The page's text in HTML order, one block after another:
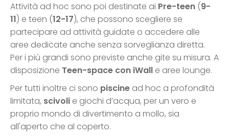
Attività ad hoc sono poi destinate ai Pre-teen (9-
11) e teen (12-17), che possono scegliere se
partecipare ad attività guidate o accedere alle
aree dedicate anche senza sorveglianza diretta.
Per i più grandi sono previste anche gite su misura. A
disposizione Teen-space con iWall e aree lounge.
Per tutti inoltre ci sono piscine ad hoc a profondità
limitata, scivoli e giochi d’acqua, per un vero e
proprio mondo di divertimento a mollo, sia
all'aperto che al coperto.